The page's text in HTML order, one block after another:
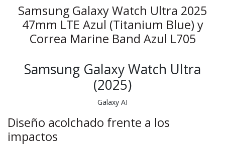
Samsung Galaxy Watch Ultra 2025
47mm LTE Azul (Titanium Blue) y
Correa Marine Band Azul L705
Samsung Galaxy Watch Ultra
(2025)
Galaxy AI
Diseño acolchado frente a los
impactos